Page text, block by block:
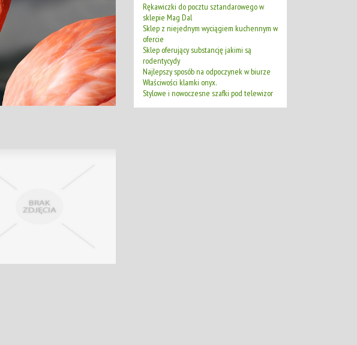
Rękawiczki do pocztu sztandarowego w
sklepie Mag Dal
Sklep z niejednym wyciągiem kuchennym w
ofercie
Sklep oferujący substancję jakimi są
rodentycydy
Najlepszy sposób na odpoczynek w biurze
Właściwości klamki onyx.
Stylowe i nowoczesne szafki pod telewizor